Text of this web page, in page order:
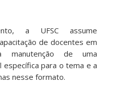
a UFSC assume
de docentes em
manutenção de uma
específica para o tema e a
nesse formato.